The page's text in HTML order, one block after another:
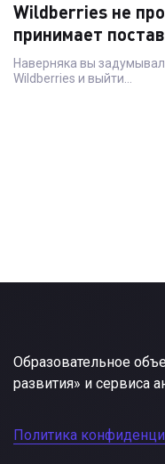
Wildberries не
принимает
Наверняка вы
Wildberries и выйти…
Образовательное
развития» и сервиса
Политика